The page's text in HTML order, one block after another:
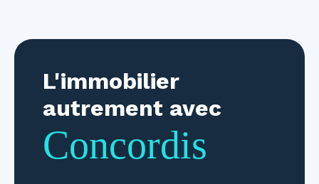
L'immobilier
autrement avec
Concordis